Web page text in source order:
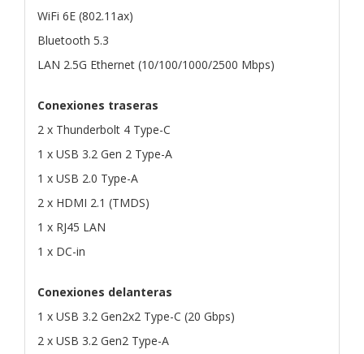
WiFi 6E (802.11ax)
Bluetooth 5.3
LAN 2.5G Ethernet (10/100/1000/2500 Mbps)
Conexiones traseras
2 x Thunderbolt 4 Type-C
1 x USB 3.2 Gen 2 Type-A
1 x USB 2.0 Type-A
2 x HDMI 2.1 (TMDS)
1 x RJ45 LAN
1 x DC-in
Conexiones delanteras
1 x USB 3.2 Gen2x2 Type-C (20 Gbps)
2 x USB 3.2 Gen2 Type-A